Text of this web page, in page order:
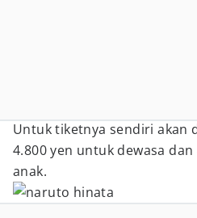
Untuk tiketnya sendiri akan
4.800 yen untuk dewasa
anak.